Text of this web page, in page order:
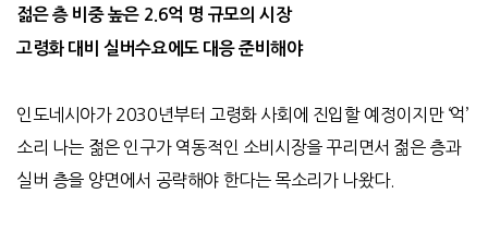
젊은 층 비중 높은 2.6억 명 규모의 시장
고령화 대비 실버수요에도 대응 준비해야
인도네시아가 2030년부터 고령화 사회에 진입할 예정이지만 ‘억’
소리 나는 젊은 인구가 역동적인 소비시장을 꾸리면서 젊은 층과
실버 층을 양면에서 공략해야 한다는 목소리가 나왔다.